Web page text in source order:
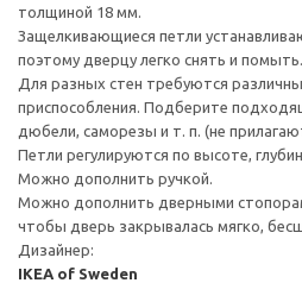
толщиной 18 мм.
Защелкивающиеся петли
поэтому дверцу легко снять и помыть.
Для разных стен требуются
приспособления. Подберите
дюбели, саморезы и т. п. (не
Петли регулируются по высоте,
Можно дополнить ручкой.
Можно дополнить дверными
чтобы дверь закрывалась мягко,
Дизайнер:
IKEA of Sweden